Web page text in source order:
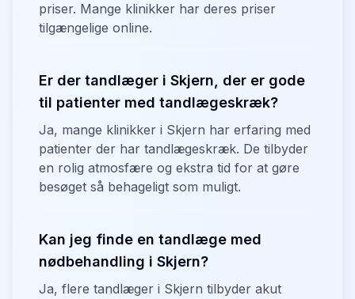
priser. Mange klinikker har deres priser
tilgængelige online.
Er der tandlæger i Skjern, der er gode
til patienter med tandlægeskræk?
Ja, mange klinikker i Skjern har erfaring med
patienter der har tandlægeskræk. De tilbyder
en rolig atmosfære og ekstra tid for at gøre
besøget så behageligt som muligt.
Kan jeg finde en tandlæge med
nødbehandling i Skjern?
Ja, flere tandlæger i Skjern tilbyder akut